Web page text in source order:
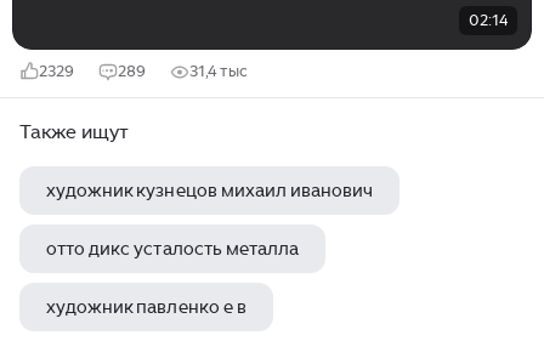
02:14
2329 289 31,4 тыс
Также ищут
художник кузнецов михаил иванович
отто дикс усталость металла
художник павленко е в